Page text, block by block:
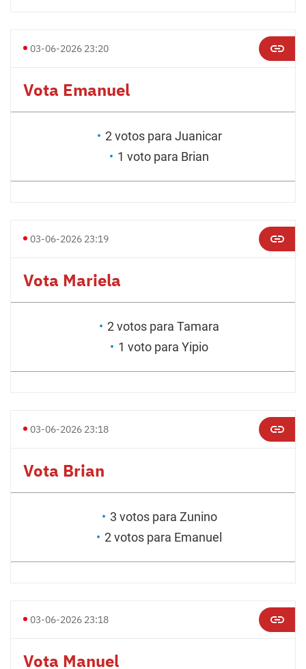
03-06-2026 23:20
Vota Emanuel
2 votos para Juanicar
1 voto para Brian
03-06-2026 23:19
Vota Mariela
2 votos para Tamara
1 voto para Yipio
03-06-2026 23:18
Vota Brian
3 votos para Zunino
2 votos para Emanuel
03-06-2026 23:18
Vota Manuel